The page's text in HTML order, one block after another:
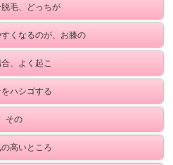
毛、どっちが
くなるのが、お膝の
、よく起こ
ハシゴする
その
高いところ